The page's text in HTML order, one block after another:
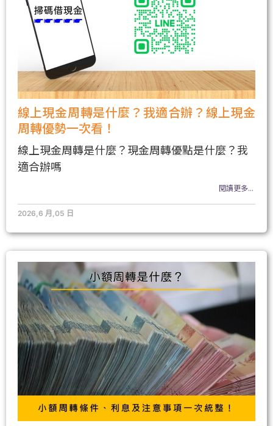
線上現金周轉是什麼？我適合辦？線上現金
周轉優勢一次看！
線上現金周轉是什麼？現金周轉優點是什麼？我
適合辦嗎
閱讀更多...
2026,6 月,05 日